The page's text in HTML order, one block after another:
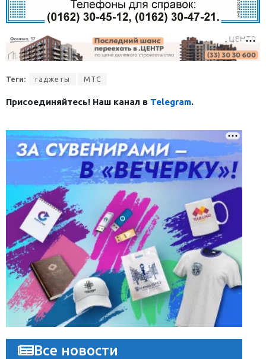
Теги: гаджеты МТС
Присоединяйтесь! Наш канал в Telegram.
Все новости